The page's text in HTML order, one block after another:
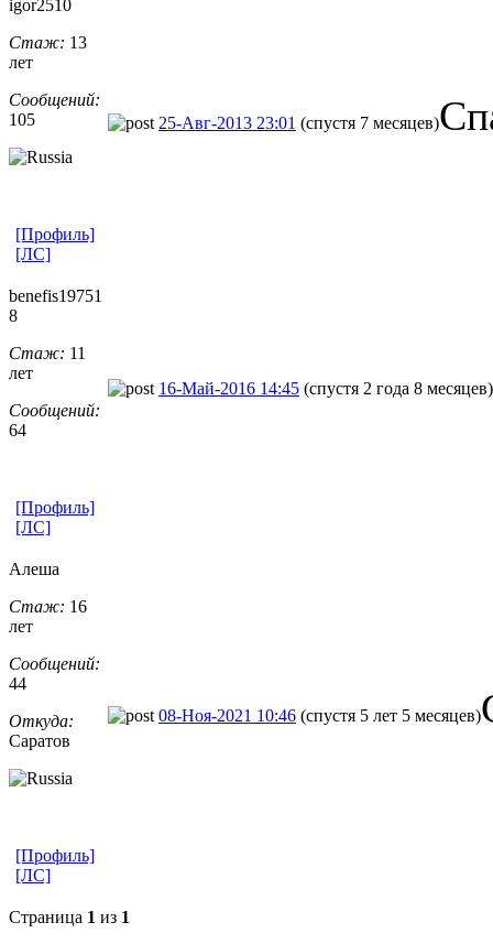
igor2510
Стаж: 13
лет
Сообщений:
105
25-Авг-2013 23:01 (спустя 7 месяцев)
[Профиль]
[ЛС]
benefis19751
8
Стаж: 11
лет
Сообщений:
64
16-Май-2016 14:45 (спустя 2 года 8 месяцев)
[Профиль]
[ЛС]
Алеша
Стаж: 16
лет
Сообщений:
44
Откуда:
Саратов
08-Ноя-2021 10:46 (спустя 5 лет 5 месяцев)
[Профиль]
[ЛС]
Страница 1 из 1